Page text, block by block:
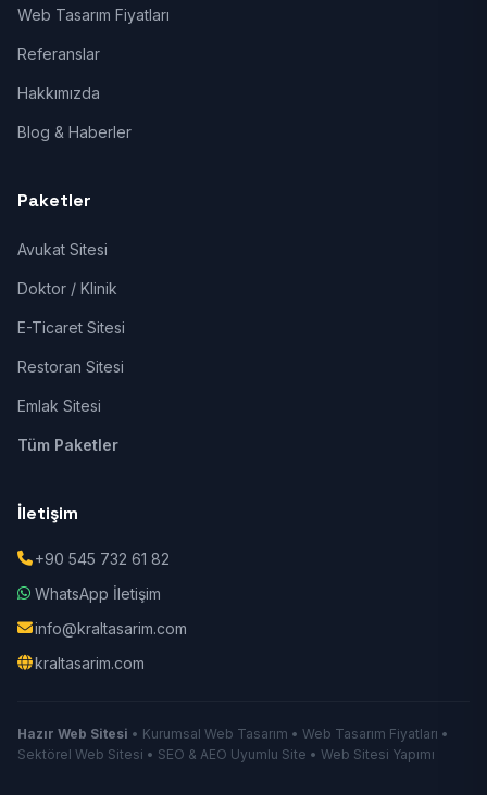
Web Tasarım Fiyatları
Referanslar
Hakkımızda
Blog & Haberler
Paketler
Avukat Sitesi
Doktor / Klinik
E-Ticaret Sitesi
Restoran Sitesi
Emlak Sitesi
Tüm Paketler
İletişim
+90 545 732 61 82
WhatsApp İletişim
info@kraltasarim.com
kraltasarim.com
Hazır Web Sitesi • Kurumsal Web Tasarım • Web Tasarım Fiyatları •
Sektörel Web Sitesi • SEO & AEO Uyumlu Site • Web Sitesi Yapımı